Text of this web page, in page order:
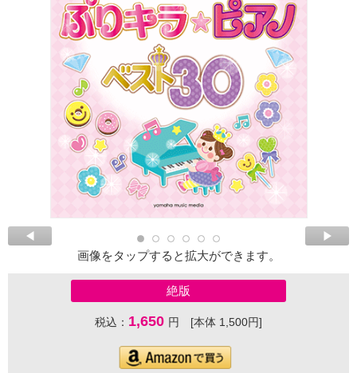
画像をタップすると拡大ができます。
絶版
税込： 1,650 円 [本体 1,500円]